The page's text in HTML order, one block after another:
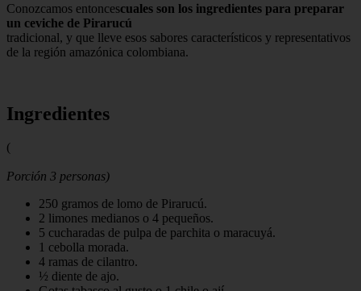
Conozcamos entoncescuales son los ingredientes para preparar
un ceviche de Pirarucú
tradicional, y que lleve esos sabores característicos y representativos
de la región amazónica colombiana.
Ingredientes
(
Porción 3 personas)
250 gramos de lomo de Pirarucú.
2 limones medianos o 4 pequeños.
5 cucharadas de pulpa de parchita o maracuyá.
1 cebolla morada.
4 ramas de cilantro.
½ diente de ajo.